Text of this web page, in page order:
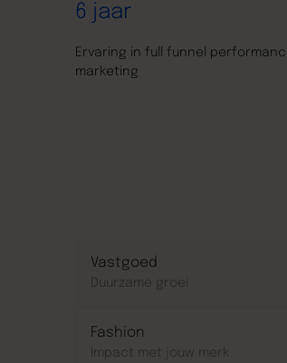
6 jaar
Ervaring in full funnel
marketing
Vastgoed
Duurzame groei
Fashion
Impact met jouw merk